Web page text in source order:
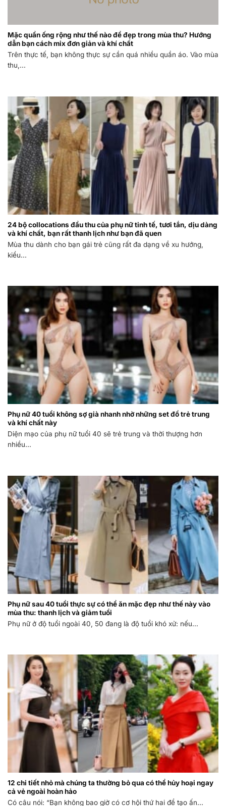
Mặc quần ống rộng như thế nào để đẹp trong mùa thu? Hướng
dẫn bạn cách mix đơn giản và khí chất
Trên thực tế, bạn không thực sự cần quá nhiều quần áo. Vào mùa
thu,...
24 bộ collocations đầu thu của phụ nữ tinh tế, tươi tắn, dịu dàng
và khí chất, bạn rất thanh lịch như bạn đã quen
Mùa thu dành cho bạn gái trẻ cũng rất đa dạng về xu hướng,
kiểu...
Phụ nữ 40 tuổi không sợ già nhanh nhờ những set đồ trẻ trung
và khí chất này
Diện mạo của phụ nữ tuổi 40 sẽ trẻ trung và thời thượng hơn
nhiều...
Phụ nữ sau 40 tuổi thực sự có thể ăn mặc đẹp như thế này vào
mùa thu: thanh lịch và giảm tuổi
Phụ nữ ở độ tuổi ngoài 40, 50 đang là độ tuổi khó xử: nếu...
12 chi tiết nhỏ mà chúng ta thường bỏ qua có thể hủy hoại ngay
cả vẻ ngoài hoàn hảo
Có câu nói: “Bạn không bao giờ có cơ hội thứ hai để tạo ấn...